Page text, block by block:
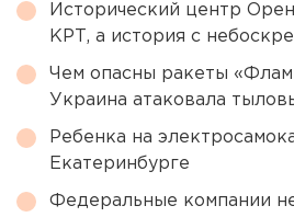
Исторический центр
КРТ, а история с
Чем опасны ракеты
Украина атаковала
Ребенка на
Екатеринбурге
Федеральные компании